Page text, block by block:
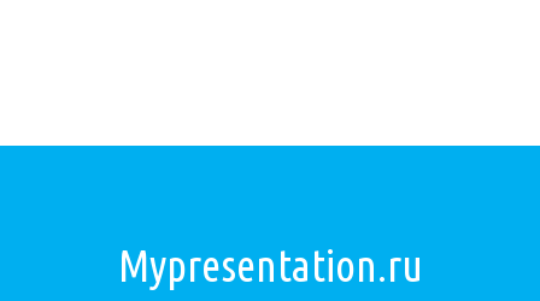
Mypresentation.ru